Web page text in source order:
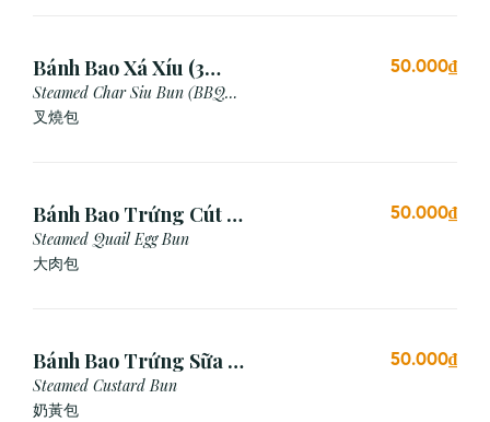
Bánh Bao Xá Xíu (3
Cái)
Steamed Char Siu Bun (BBQ
Pork Bun)
叉燒包
50.000₫
Bánh Bao Trứng Cút (3
Cái)
Steamed Quail Egg Bun
大肉包
50.000₫
Bánh Bao Trứng Sữa (3
Cái)
Steamed Custard Bun
奶黃包
50.000₫